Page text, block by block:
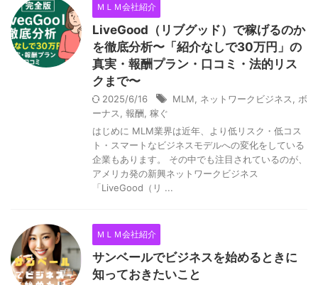
ＭＬＭ会社紹介
LiveGood（リブグッド）で稼げるのか
を徹底分析〜「紹介なしで30万円」の
真実・報酬プラン・口コミ・法的リス
クまで〜
2025/6/16 MLM ネットワークビジネス
ボ
ーナス
報酬 稼ぐ
はじめに MLM業界は近年、より低リスク・低コス
ト・スマートなビジネスモデルへの変化をしている
企業もあります。 その中でも注目されているのが、
アメリカ発の新興ネットワークビジネス
「LiveGood（リ ...
ＭＬＭ会社紹介
サンベールでビジネスを始めるときに
知っておきたいこと